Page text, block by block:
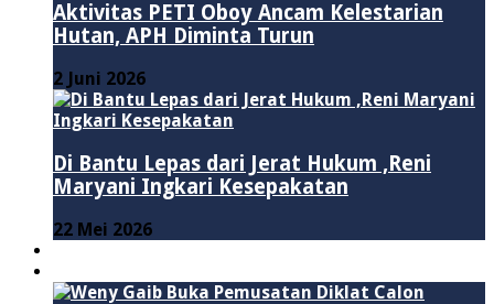
Aktivitas PETI Oboy Ancam Kelestarian
Hutan, APH Diminta Turun
2 Juni 2026
Di Bantu Lepas dari Jerat Hukum ,Reni
Maryani Ingkari Kesepakatan
22 Mei 2026